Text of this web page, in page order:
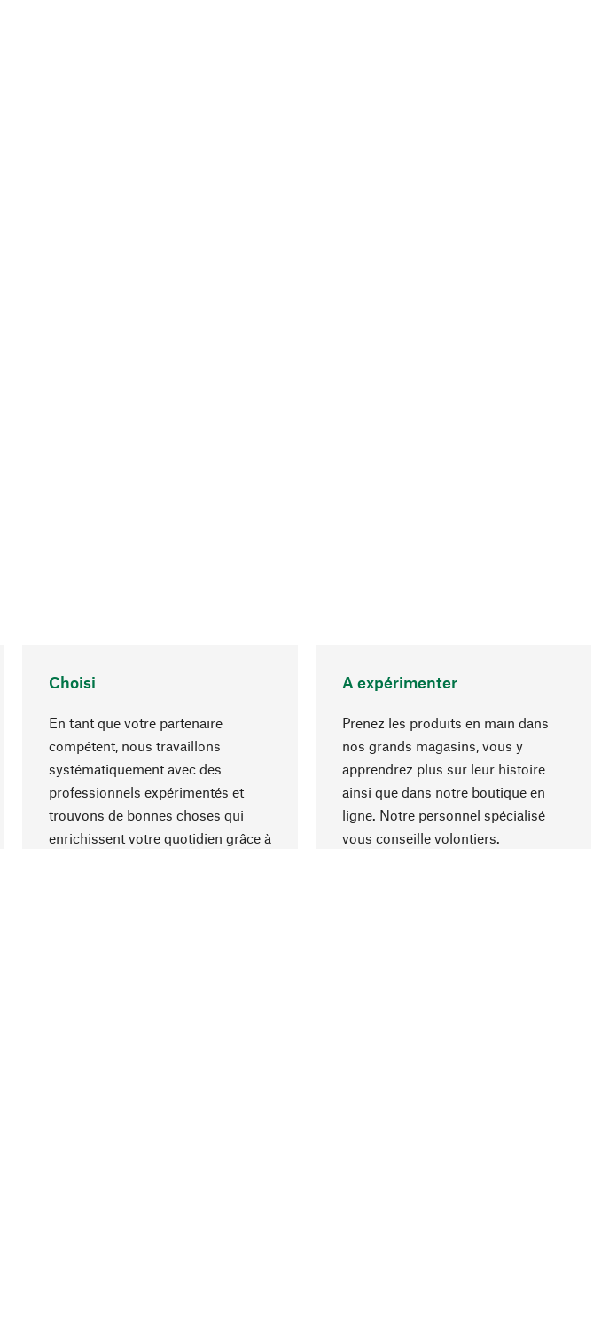
Choisi
En tant que votre partenaire
compétent, nous travaillons
systématiquement avec des
professionnels expérimentés et
trouvons de bonnes choses qui
enrichissent votre quotidien grâce à
A expérimenter
Prenez les produits en main dans
nos grands magasins, vous y
apprendrez plus sur leur histoire
ainsi que dans notre boutique en
ligne. Notre personnel spécialisé
vous conseille volontiers.